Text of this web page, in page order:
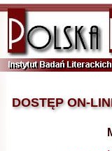
DOSTĘP ON-